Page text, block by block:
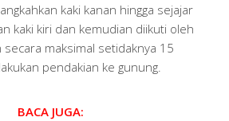
kaki kanan hingga sejajar
kaki kiri dan kemudian diikuti oleh
secara maksimal setidaknya 15
pendakian ke gunung.
BACA JUGA: